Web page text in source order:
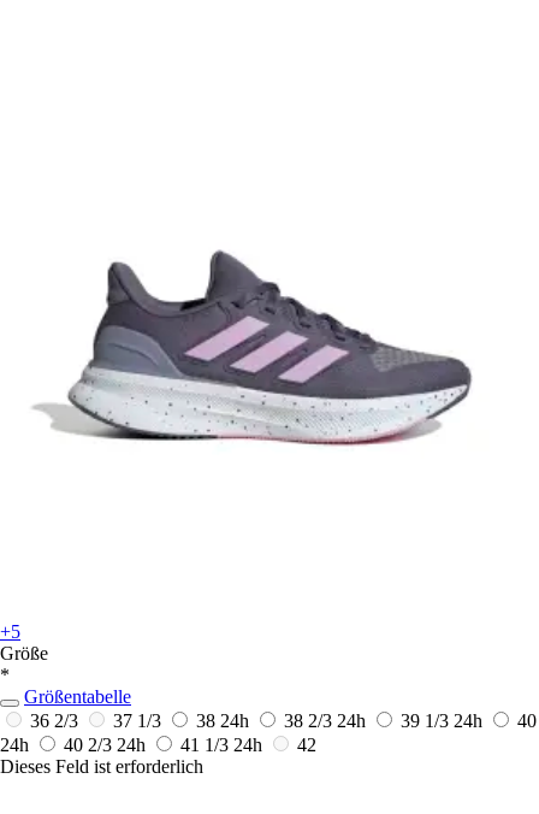
+5
Größe
*
Größentabelle
36 2/3
37 1/3 38 24h 38 2/3 24h 39 1/3 24h
40
24h
40 2/3 24h 41 1/3 24h
42
Dieses Feld ist erforderlich